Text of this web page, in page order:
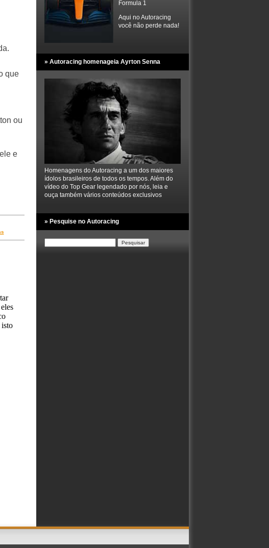
que
ou
e
Formula 1
Aqui no Autoracing
você não perde nada!
» Autoracing homenageia Ayrton Senna
Homenagens do Autoracing a um dos maiores
ídolos brasileiros de todos os tempos. Além do
vídeo do Top Gear legendado por nós, leia e
ouça também vários conteúdos exclusivos
» Pesquise no Autoracing
por: